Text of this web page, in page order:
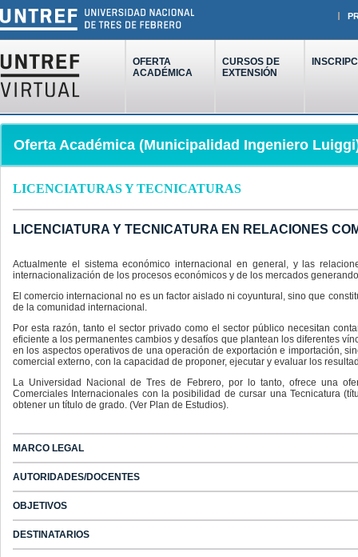
OFERTA
ACADÉMICA
CURSOS DE
EXTENSIÓN
Oferta Académica (Municipalidad Ingeniero
LICENCIATURAS Y TECNICATURAS
LICENCIATURA Y TECNICATURA EN RELACIONES
Actualmente el sistema económico internacional en general, y las
internacionalización de los procesos económicos y de los mercados
El comercio internacional no es un factor aislado ni coyuntural, sino que
de la comunidad internacional.
Por esta razón, tanto el sector privado como el sector público necesitan
eficiente a los permanentes cambios y desafíos que plantean los diferentes
en los aspectos operativos de una operación de exportación e importación,
comercial externo, con la capacidad de proponer, ejecutar y evaluar los
La Universidad Nacional de Tres de Febrero, por lo tanto, ofrece una
Comerciales Internacionales con la posibilidad de cursar una Tecnicatura
obtener un título de grado. (Ver Plan de Estudios).
MARCO LEGAL
AUTORIDADES/DOCENTES
OBJETIVOS
DESTINATARIOS